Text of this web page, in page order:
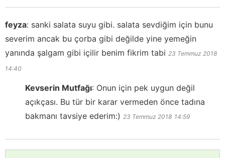
feyza: sanki salata suyu gibi. salata sevdiğim için bunu
severim ancak bu çorba gibi değilde yine yemeğin
yanında şalgam gibi içilir benim fikrim tabi 23 Temmuz 2018
14:40
Kevserin Mutfağı: Onun için pek uygun değil
açıkçası. Bu tür bir karar vermeden önce tadına
bakmanı tavsiye ederim:) 23 Temmuz 2018 14:59